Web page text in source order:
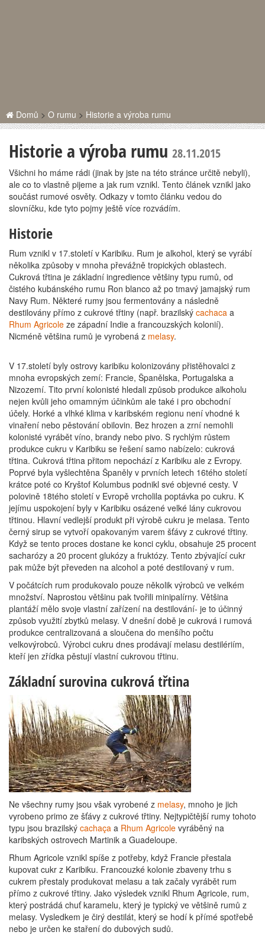
Domů > O rumu > Historie a výroba rumu
Historie a výroba rumu 28.11.2015
Všichni ho máme rádi (jinak by jste na této stránce určitě nebyli),
ale co to vlastně pijeme a jak rum vznikl. Tento článek vznikl jako
součást rumové osvěty. Odkazy v tomto článku vedou do
slovníčku, kde tyto pojmy ještě více rozvádím.
Historie
Rum vznikl v 17.století v Karibiku. Rum je alkohol, který se vyrábí
několika způsoby v mnoha převážně tropických oblastech.
Cukrová třtina je základní ingredience většiny typu rumů, od
čistého kubánského rumu Ron blanco až po tmavý jamajský rum
Navy Rum. Některé rumy jsou fermentovány a následně
destilovány přímo z cukrové třtiny (např. brazilský cachaca a
Rhum Agricole ze západní Indie a francouzských kolonií).
Nicméně většina rumů je vyrobená z melasy.
V 17.století byly ostrovy karibiku kolonizovány přistěhovalci z
mnoha evropských zemí: Francie, Španělska, Portugalska a
Nizozemí. Tito první kolonisté hledali způsob produkce alkoholu
nejen kvůli jeho omamným účinkům ale také i pro obchodní
účely. Horké a vlhké klima v karibském regionu není vhodné k
vinaření nebo pěstování obilovin. Bez hrozen a zrní nemohli
kolonisté vyrábět víno, brandy nebo pivo. S rychlým růstem
produkce cukru v Karibiku se řešení samo nabízelo: cukrová
třtina. Cukrová třtina přitom nepochází z Karibiku ale z Evropy.
Poprvé byla vyšlechtěna Španěly v prvních letech 16tého století
krátce poté co Kryštof Kolumbus podnikl své objevné cesty. V
polovině 18tého století v Evropě vrcholila poptávka po cukru. K
jejímu uspokojení byly v Karibiku osázené velké lány cukrovou
třtinou. Hlavní vedlejší produkt při výrobě cukru je melasa. Tento
černý sirup se vytvoří opakovaným varem šťávy z cukrové třtiny.
Když se tento proces dostane ke konci cyklu, obsahuje 25 procent
sacharózy a 20 procent glukózy a fruktózy. Tento zbývající cukr
pak může být převeden na alcohol a poté destilovaný v rum.
V počátcích rum produkovalo pouze několik výrobců ve velkém
množství. Naprostou většinu pak tvořili minipalírny. Většina
plantáží mělo svoje vlastní zařízení na destilování- je to účinný
způsob využití zbytků melasy. V dnešní době je cukrová i rumová
produkce centralizovaná a sloučena do menšího počtu
velkovýrobců. Výrobci cukru dnes prodávají melasu destilériím,
kteří jen zřídka pěstují vlastní cukrovou třtinu.
Základní surovina cukrová třtina
Ne všechny rumy jsou však vyrobené z melasy, mnoho je jich
vyrobeno primo ze šťávy z cukrové třtiny. Nejtypičtější rumy tohoto
typu jsou brazilský cachaça a Rhum Agricole vyráběný na
karibských ostrovech Martinik a Guadeloupe.
Rhum Agricole vznikl spíše z potřeby, když Francie přestala
kupovat cukr z Karibiku. Francouzké kolonie zbaveny trhu s
cukrem přestaly produkovat melasu a tak začaly vyrábět rum
přímo z cukrové třtiny. Jako výsledek vznikl Rhum Agricole, rum,
který postrádá chuť karamelu, který je typický ve většině rumů z
melasy. Vysledkem je čirý destilát, který se hodí k přímé spotřebě
nebo je určen ke staření do dubových sudů.